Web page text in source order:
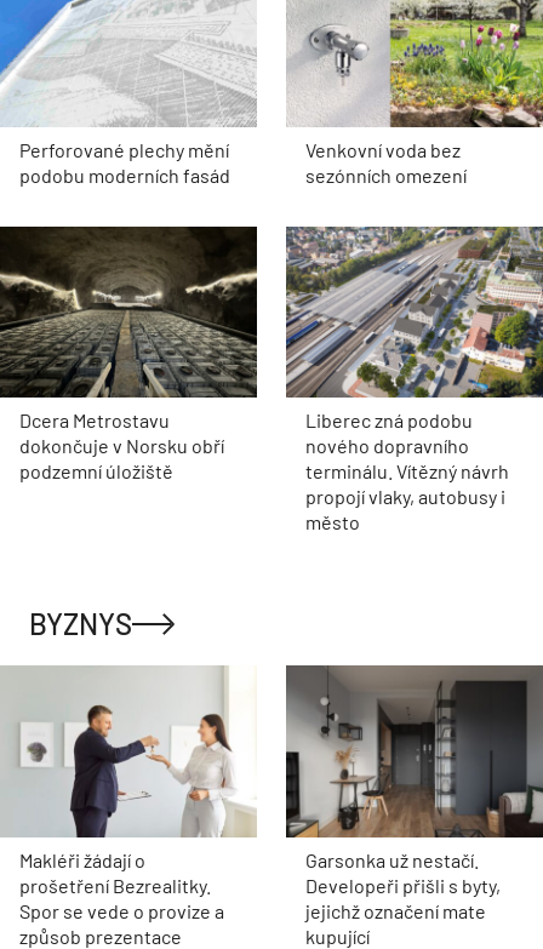
Perforované plechy mění
podobu moderních fasád
Venkovní voda bez
sezónních omezení
Dcera Metrostavu
dokončuje v Norsku obří
podzemní úložiště
Liberec zná podobu
nového dopravního
terminálu. Vítězný návrh
propojí vlaky, autobusy i
město
BYZNYS
Makléři žádají o
prošetření Bezrealitky.
Spor se vede o provize a
způsob prezentace
Garsonka už nestačí.
Developeři přišli s byty,
jejichž označení mate
kupující